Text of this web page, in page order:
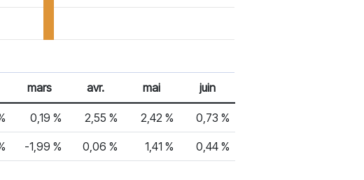
mars avr. mai juin
0,19 % 2,55 % 2,42 % 0,73 %
-1,99 % 0,06 % 1,41 % 0,44 %